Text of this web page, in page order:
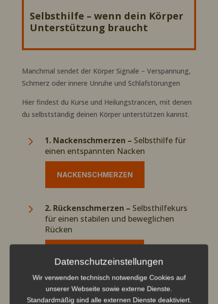
Selbsthilfe – wenn dein Körper
Unterstützung braucht
Manchmal sendet der Körper Signale – Verspannung,
Schmerz oder innere Unruhe und Schlafstörungen
Hier findest du Kurse und Heilungstrancen, mit denen
du selbstständig deinen Körper unterstützen kannst.
5 1. Nackenschmerzen – Selbsthilfe für
einen entspannten Nacken
NACKENSCHMERZEN
5 2. Rückenschmerzen – Selbsthilfekurs
für einen stabilen und beweglichen
Rücken
3. Schulterschmerzen –Selbsthilfekurs
für bewegliche Schultern
Datenschutzeinstellungen
Wir verwenden technisch notwendige Cookies auf
unserer Webseite sowie externe Dienste.
Standardmäßig sind alle externen Dienste deaktiviert.